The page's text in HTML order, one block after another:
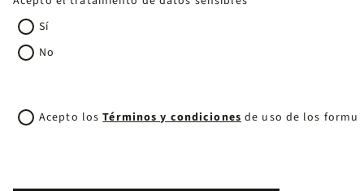
Sí
No
los
Términos
Acepto losTérminos y condicionesde uso de los